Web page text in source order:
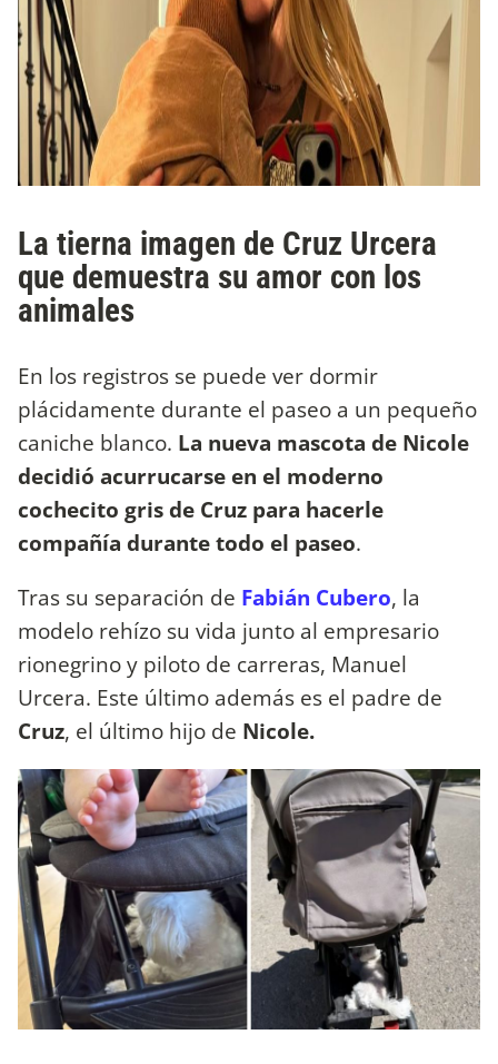
La tierna imagen de Cruz Urcera
que demuestra su amor con los
animales
En los registros se puede ver dormir
plácidamente durante el paseo a un pequeño
caniche blanco. La nueva mascota de Nicole
decidió acurrucarse en el moderno
cochecito gris de Cruz para hacerle
compañía durante todo el paseo.
Tras su separación de Fabián Cubero, la
modelo rehízo su vida junto al empresario
rionegrino y piloto de carreras, Manuel
Urcera. Este último además es el padre de
Cruz, el último hijo de Nicole.